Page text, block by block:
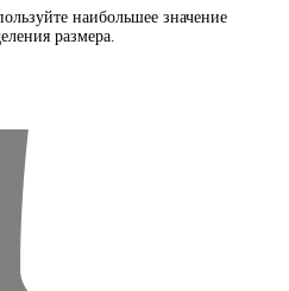
наибольшее значение
размера.